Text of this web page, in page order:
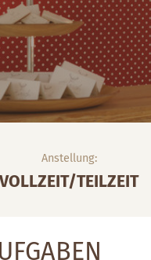
Anstellung:
VOLLZEIT/TEILZEIT